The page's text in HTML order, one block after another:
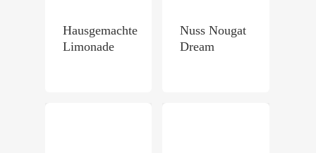
Hausgemachte
Limonade
Nuss Nougat
Dream